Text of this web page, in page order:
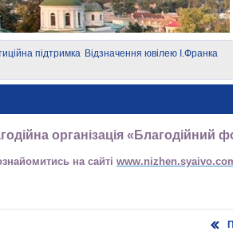
підтримка Відзначення ювілею І.Франка
організація «Благодійний
на сайті